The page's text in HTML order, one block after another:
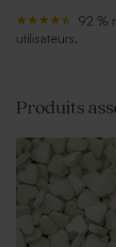
92 %
utilisateurs.
Produits